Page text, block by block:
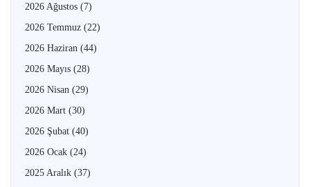
2026 Ağustos (7)
2026 Temmuz (22)
2026 Haziran (44)
2026 Mayıs (28)
2026 Nisan (29)
2026 Mart (30)
2026 Şubat (40)
2026 Ocak (24)
2025 Aralık (37)